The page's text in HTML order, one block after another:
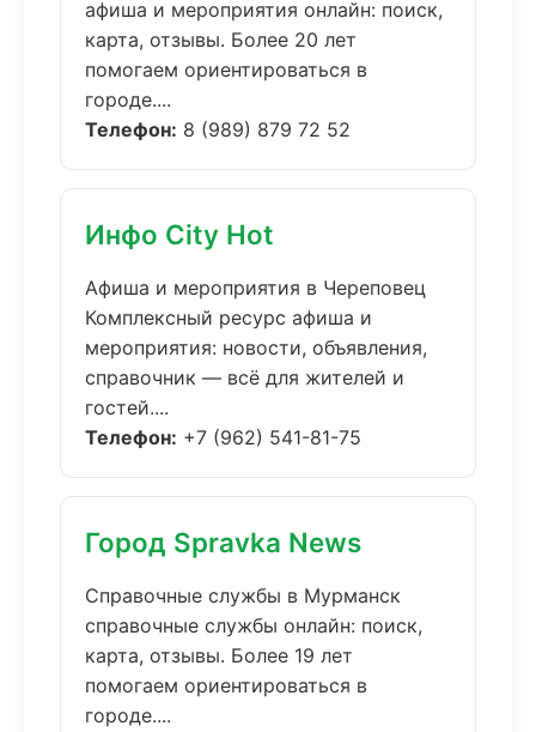
афиша и мероприятия онлайн: поиск,
карта, отзывы. Более 20 лет
помогаем ориентироваться в
городе....
Телефон: 8 (989) 879 72 52
Инфо City Hot
Афиша и мероприятия в Череповец
Комплексный ресурс афиша и
мероприятия: новости, объявления,
справочник — всё для жителей и
гостей....
Телефон: +7 (962) 541-81-75
Город Spravka News
Справочные службы в Мурманск
справочные службы онлайн: поиск,
карта, отзывы. Более 19 лет
помогаем ориентироваться в
городе....